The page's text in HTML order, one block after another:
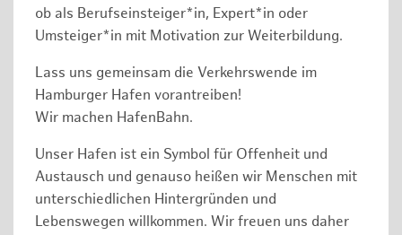
ob als Berufseinsteiger*in, Expert*in oder
Umsteiger*in mit Motivation zur Weiterbildung.
Lass uns gemeinsam die Verkehrswende im
Hamburger Hafen vorantreiben!
Wir machen HafenBahn.
Unser Hafen ist ein Symbol für Offenheit und
Austausch und genauso heißen wir Menschen mit
unterschiedlichen Hintergründen und
Lebenswegen willkommen. Wir freuen uns daher